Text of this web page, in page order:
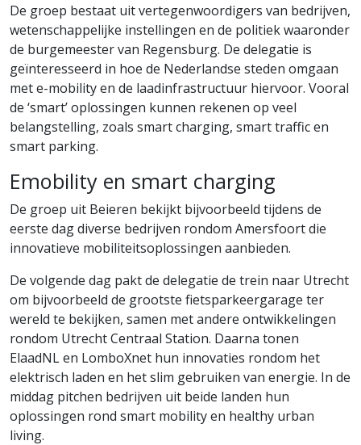
De groep bestaat uit vertegenwoordigers van bedrijven,
wetenschappelijke instellingen en de politiek waaronder
de burgemeester van Regensburg. De delegatie is
geïnteresseerd in hoe de Nederlandse steden omgaan
met e-mobility en de laadinfrastructuur hiervoor. Vooral
de ‘smart’ oplossingen kunnen rekenen op veel
belangstelling, zoals smart charging, smart traffic en
smart parking.
Emobility en smart charging
De groep uit Beieren bekijkt bijvoorbeeld tijdens de
eerste dag diverse bedrijven rondom Amersfoort die
innovatieve mobiliteitsoplossingen aanbieden.
De volgende dag pakt de delegatie de trein naar Utrecht
om bijvoorbeeld de grootste fietsparkeergarage ter
wereld te bekijken, samen met andere ontwikkelingen
rondom Utrecht Centraal Station. Daarna tonen
ElaadNL en LomboXnet hun innovaties rondom het
elektrisch laden en het slim gebruiken van energie. In de
middag pitchen bedrijven uit beide landen hun
oplossingen rond smart mobility en healthy urban
living.